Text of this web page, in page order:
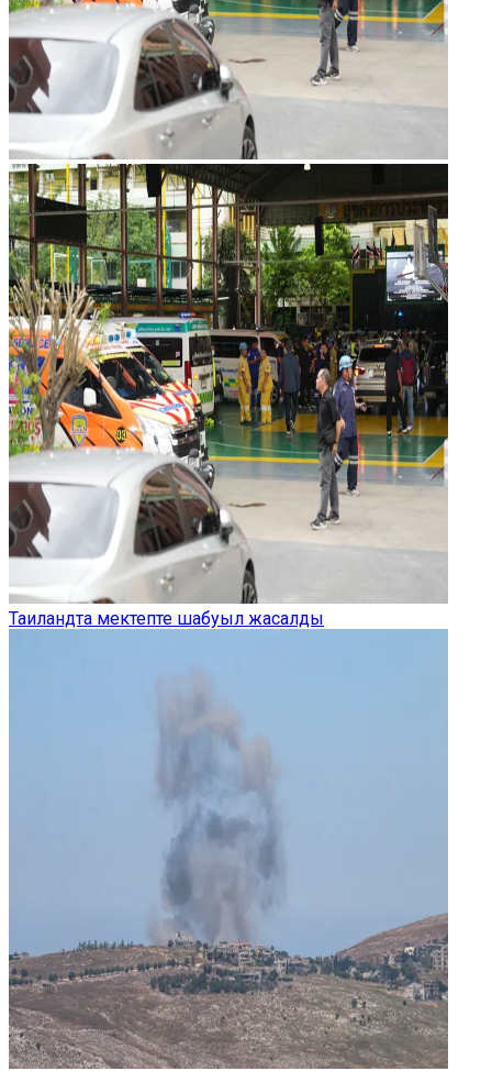
Таиландта мектепте шабуыл жасалды